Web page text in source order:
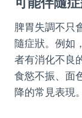
脾胃失調不只
隨症狀。例如
者有消化不良
食慾不振、面
降的常見表現。